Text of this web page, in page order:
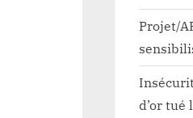
Projet/
d’or tué